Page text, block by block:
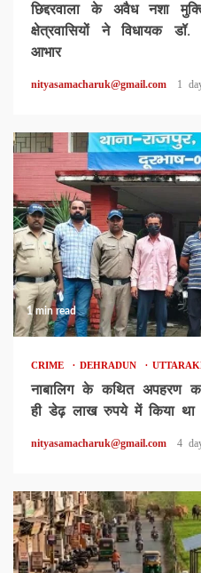
छिद्दरवाला के अवैध नशा
क्षेत्रवासियों ने विधायक
आभार
nityasamacharuk@gmail.com 1
1 min read
CRIME DEHRADUN
नाबालिग के कथित अपहरण
ही डेढ़ लाख रुपये में किया था
nityasamacharuk@gmail.com 4